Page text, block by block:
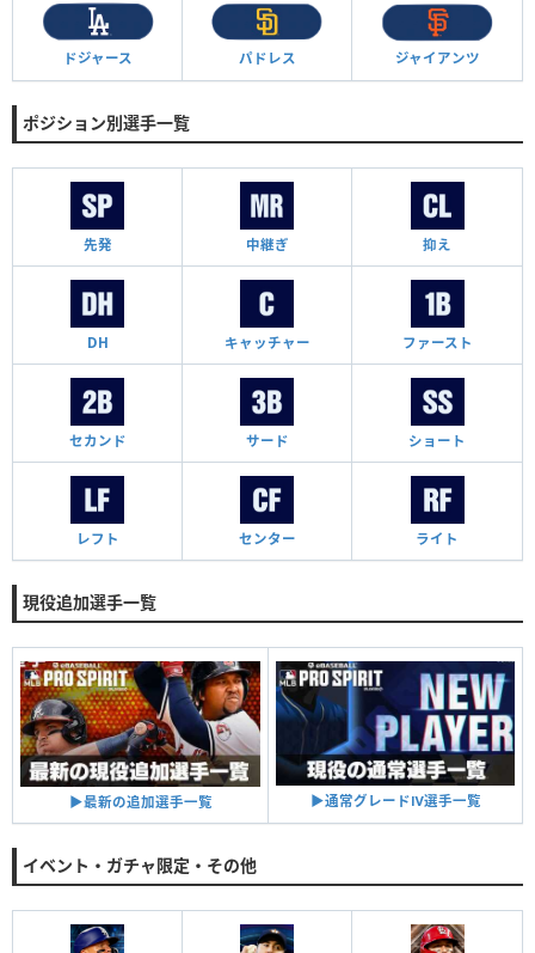
ドジャース パドレス ジャイアンツ
ポジション別選手一覧
先発 中継ぎ 抑え
DH キャッチャー ファースト
セカンド サード ショート
レフト センター ライト
現役追加選手一覧
▶︎最新の追加選手一覧 ▶︎通常グレードⅣ選手一覧
イベント・ガチャ限定・その他